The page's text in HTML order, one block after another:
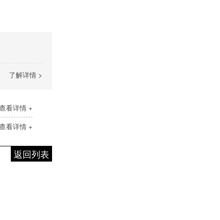
了解详情 >
看详情 +
看详情 +
返回列表